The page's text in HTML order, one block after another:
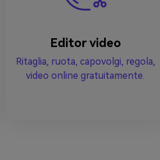
Editor video
Ritaglia, ruota, capovolgi, regola,
video online gratuitamente.